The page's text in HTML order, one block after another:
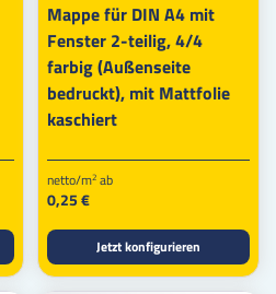
Mappe für DIN A4 mit
Fenster 2-teilig, 4/4
farbig (Außenseite
bedruckt), mit Mattfolie
kaschiert
netto/m2 ab
0,25 €
Jetzt konfigurieren